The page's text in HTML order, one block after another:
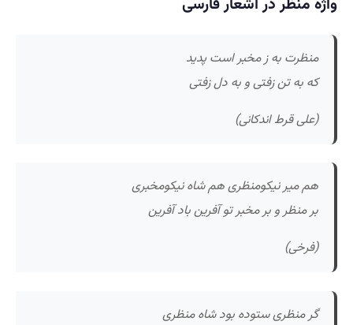
واژه منظر در اشعار فارسی
منظرت به ز مخبر است پدید
که به تن زفتی و به دل زفتی
(علی قرط اندکانی)
هم میر نیکومنظری هم شاه نیکومخبری
بر منظر و بر مخبر تو آفرین باد آفرین
(فرخی)
گر منظری ستوده بود شاه منظری